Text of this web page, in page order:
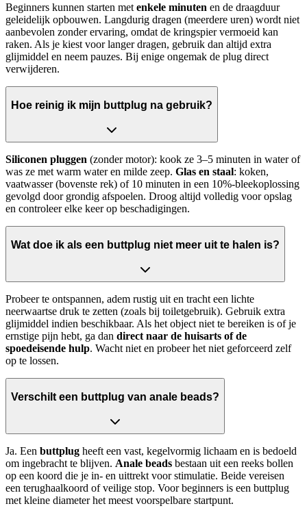
Beginners kunnen starten met enkele minuten en de draagduur
geleidelijk opbouwen. Langdurig dragen (meerdere uren) wordt niet
aanbevolen zonder ervaring, omdat de kringspier vermoeid kan
raken. Als je kiest voor langer dragen, gebruik dan altijd extra
glijmiddel en neem pauzes. Bij enige ongemak de plug direct
verwijderen.
Hoe reinig ik mijn buttplug na gebruik?
Siliconen pluggen (zonder motor): kook ze 3–5 minuten in water of
was ze met warm water en milde zeep. Glas en staal: koken,
vaatwasser (bovenste rek) of 10 minuten in een 10%-bleekoplossing
gevolgd door grondig afspoelen. Droog altijd volledig voor opslag
en controleer elke keer op beschadigingen.
Wat doe ik als een buttplug niet meer uit te halen is?
Probeer te ontspannen, adem rustig uit en tracht een lichte
neerwaartse druk te zetten (zoals bij toiletgebruik). Gebruik extra
glijmiddel indien beschikbaar. Als het object niet te bereiken is of je
ernstige pijn hebt, ga dan direct naar de huisarts of de
spoedeisende hulp. Wacht niet en probeer het niet geforceerd zelf
op te lossen.
Verschilt een buttplug van anale beads?
Ja. Een buttplug heeft een vast, kegelvormig lichaam en is bedoeld
om ingebracht te blijven. Anale beads bestaan uit een reeks bollen
op een koord die je in- en uittrekt voor stimulatie. Beide vereisen
een terughaalkoord of veilige stop. Voor beginners is een buttplug
met kleine diameter het meest voorspelbare startpunt.